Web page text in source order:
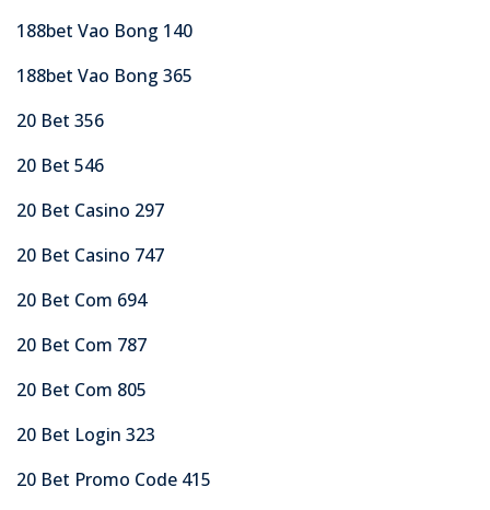
188bet Vao Bong 140
188bet Vao Bong 365
20 Bet 356
20 Bet 546
20 Bet Casino 297
20 Bet Casino 747
20 Bet Com 694
20 Bet Com 787
20 Bet Com 805
20 Bet Login 323
20 Bet Promo Code 415